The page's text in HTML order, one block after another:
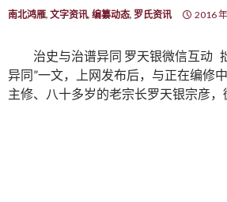
南北鸿雁, 文字资讯, 编纂动态, 罗氏资讯 2016
治史与治谱异同 罗天银微信互动
异同”一文，上网发布后，与正在编修
主修、八十多岁的老宗长罗天银宗彦